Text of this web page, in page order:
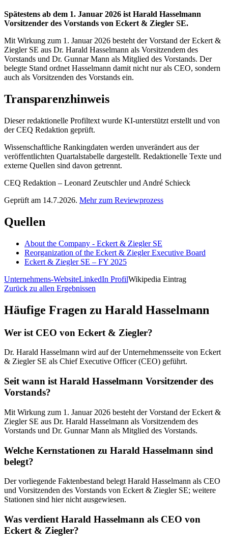
Spätestens ab dem 1. Januar 2026 ist Harald Hasselmann
Vorsitzender des Vorstands von Eckert & Ziegler SE.
Mit Wirkung zum 1. Januar 2026 besteht der Vorstand der Eckert &
Ziegler SE aus Dr. Harald Hasselmann als Vorsitzendem des
Vorstands und Dr. Gunnar Mann als Mitglied des Vorstands. Der
belegte Stand ordnet Hasselmann damit nicht nur als CEO, sondern
auch als Vorsitzenden des Vorstands ein.
Transparenzhinweis
Dieser redaktionelle Profiltext wurde KI-unterstützt erstellt und von
der CEQ Redaktion geprüft.
Wissenschaftliche Rankingdaten werden unverändert aus der
veröffentlichten Quartalstabelle dargestellt. Redaktionelle Texte und
externe Quellen sind davon getrennt.
CEQ Redaktion – Leonard Zeutschler und André Schieck
Geprüft am 14.7.2026. Mehr zum Reviewprozess
Quellen
About the Company - Eckert & Ziegler SE
Reorganization of the Eckert & Ziegler Executive Board
Eckert & Ziegler SE – FY 2025
Unternehmens-WebsiteLinkedIn ProfilWikipedia Eintrag
Zurück zu allen Ergebnissen
Häufige Fragen zu Harald Hasselmann
Wer ist CEO von Eckert & Ziegler?
Dr. Harald Hasselmann wird auf der Unternehmensseite von Eckert
& Ziegler SE als Chief Executive Officer (CEO) geführt.
Seit wann ist Harald Hasselmann Vorsitzender des
Vorstands?
Mit Wirkung zum 1. Januar 2026 besteht der Vorstand der Eckert &
Ziegler SE aus Dr. Harald Hasselmann als Vorsitzendem des
Vorstands und Dr. Gunnar Mann als Mitglied des Vorstands.
Welche Kernstationen zu Harald Hasselmann sind
belegt?
Der vorliegende Faktenbestand belegt Harald Hasselmann als CEO
und Vorsitzenden des Vorstands von Eckert & Ziegler SE; weitere
Stationen sind hier nicht ausgewiesen.
Was verdient Harald Hasselmann als CEO von
Eckert & Ziegler?